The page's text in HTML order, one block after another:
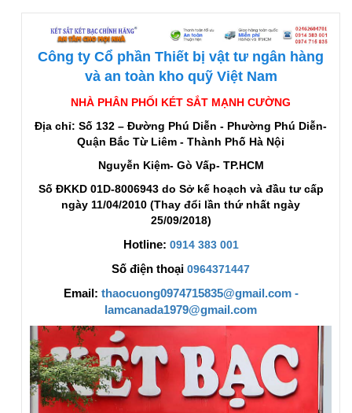
Công ty Cổ phần Thiết bị vật tư ngân hàng
và an toàn kho quỹ Việt Nam
NHÀ PHÂN PHỐI KÉT SẮT MẠNH CƯỜNG
Địa chỉ: Số 132 – Đường Phú Diễn - Phường Phú Diễn-
Quận Bắc Từ Liêm - Thành Phố Hà Nội
Nguyễn Kiệm- Gò Vấp- TP.HCM
Số ĐKKD 01D-8006943 do Sở kế hoạch và đầu tư cấp
ngày 11/04/2010 (Thay đổi lần thứ nhất ngày
25/09/2018)
Hotline: 0914 383 001
Số điện thoại 0964371447
Email: thaocuong0974715835@gmail.com -
lamcanada1979@gmail.com